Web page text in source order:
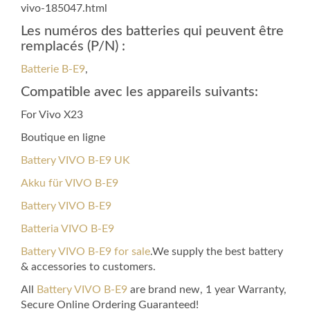
vivo-185047.html
Les numéros des batteries qui peuvent être
remplacés (P/N) :
Batterie B-E9,
Compatible avec les appareils suivants:
For Vivo X23
Boutique en ligne
Battery VIVO B-E9 UK
Akku für VIVO B-E9
Battery VIVO B-E9
Batteria VIVO B-E9
Battery VIVO B-E9 for sale.We supply the best battery
& accessories to customers.
All Battery VIVO B-E9 are brand new, 1 year Warranty,
Secure Online Ordering Guaranteed!